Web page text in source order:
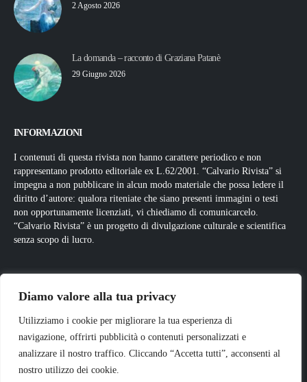
Diamo valore alla tua privacy
Utilizziamo i cookie per migliorare la tua esperienza di
navigazione, offrirti pubblicità o contenuti personalizzati e
analizzare il nostro traffico. Cliccando “Accetta tutti”, acconsenti al
nostro utilizzo dei cookie.
2 Agosto 2026
La domanda – racconto di Graziana Patanè
29 Giugno 2026
INFORMAZIONI
I contenuti di questa rivista non hanno carattere periodico e non
rappresentano prodotto editoriale ex L.62/2001. “Calvario Rivista” si
impegna a non pubblicare in alcun modo materiale che possa ledere il
diritto d’autore: qualora riteniate che siano presenti immagini o testi
non opportunamente licenziati, vi chiediamo di comunicarcelo.
“Calvario Rivista” è un progetto di divulgazione culturale e scientifica
senza scopo di lucro.
© Copyright2026. Tutti i diritti riservati